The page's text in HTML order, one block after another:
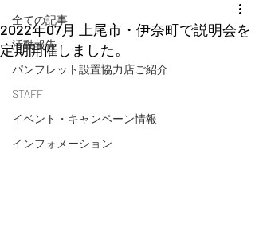
全ての記事
活動報告
パンフレット設置協力店ご紹介
STAFF
イベント・キャンペーン情報
インフォメーション
2022年07月 上尾市・伊奈町で説明会を
定期開催しました。